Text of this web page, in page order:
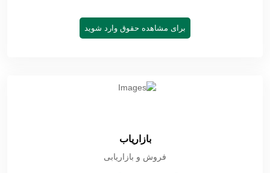
برای مشاهده حقوق وارد شوید
بازاریاب
فروش و بازاریابی